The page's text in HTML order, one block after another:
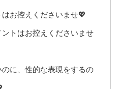
お控えくださいませ💖
トはお控えくださいませ
に、性的な表現をするの